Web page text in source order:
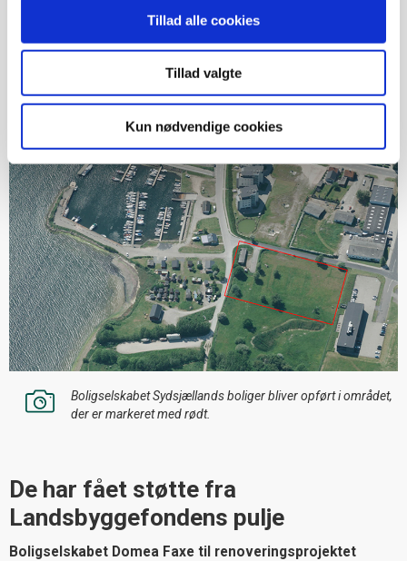
Tillad alle cookies
Tillad valgte
Kun nødvendige cookies
Boligerne ved Masnedsund Jollehavn ventes at være klar til
Boligselskabet Sydsjællands boliger bliver opført i området,
der er markeret med rødt.
De har fået støtte fra
Landsbyggefondens pulje
Boligselskabet Domea Faxe til renoveringsprojektet